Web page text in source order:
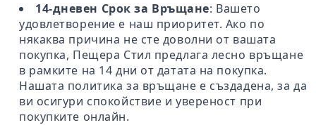
14-дневен Срок за Връщане: Вашето
удовлетворение е наш приоритет. Ако по
някаква причина не сте доволни от вашата
покупка, Пещера Стил предлага лесно връщане
в рамките на 14 дни от датата на покупка.
Нашата политика за връщане е създадена, за да
ви осигури спокойствие и увереност при
покупките онлайн.